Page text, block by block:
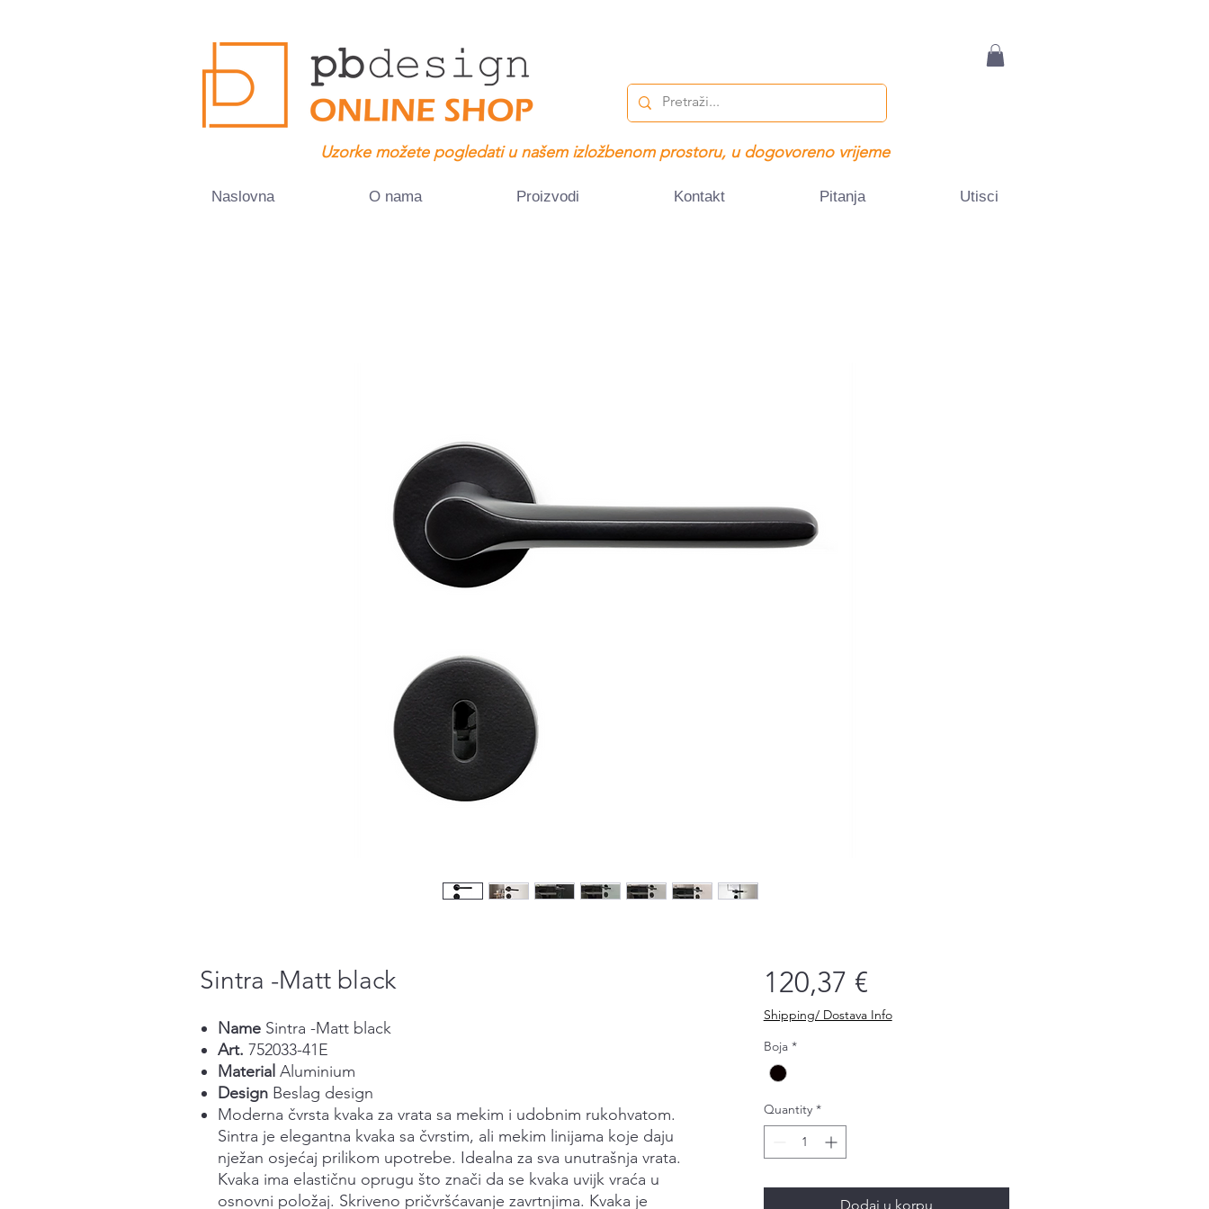
Uzorke možete pogledati u našem izložbenom prostoru, u dogovoreno vrijeme
Naslovna O nama Proizvodi Kontakt Pitanja Utisci
Sintra -Matt black
Name Sintra -Matt black
Art. 752033-41E
Material Aluminium
Design Beslag design
Moderna čvrsta kvaka za vrata sa mekim i udobnim rukohvatom.
Sintra je elegantna kvaka sa čvrstim, ali mekim linijama koje daju
nježan osjećaj prilikom upotrebe. Idealna za sva unutrašnja vrata.
Kvaka ima elastičnu oprugu što znači da se kvaka uvijk vraća u
osnovni položaj. Skriveno pričvršćavanje zavrtnjima. Kvaka je
120,37 €Price
Shipping/ Dostava Info
Boja *
Quantity *
Dodaj u korpu